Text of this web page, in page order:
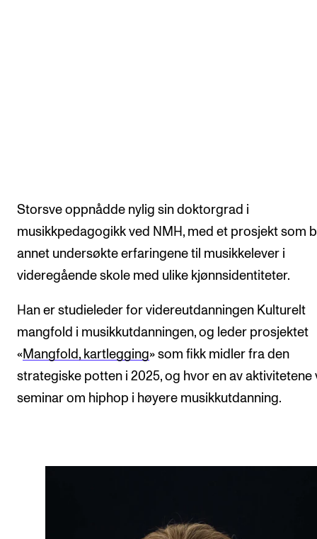
Storsve oppnådde nylig sin doktorgrad i
musikkpedagogikk ved NMH, med et prosjekt som
annet undersøkte erfaringene til musikkelever i
videregående skole med ulike kjønnsidentiteter.
Han er studieleder for videreutdanningen Kulturelt
mangfold i musikkutdanningen, og leder prosjektet
« Mangfold, kartlegging» som fikk midler fra den
strategiske potten i 2025, og hvor en av aktivitetene
seminar om hiphop i høyere musikkutdanning.